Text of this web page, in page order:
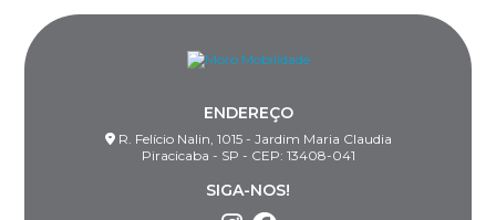
ENDEREÇO
R. Felício Nalin, 1015 - Jardim Maria Claudia
Piracicaba - SP - CEP: 13408-041
SIGA-NOS!